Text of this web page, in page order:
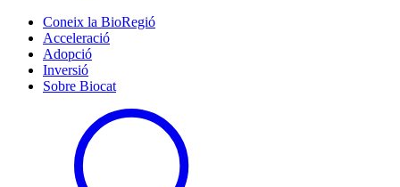
Coneix la BioRegió
Acceleració
Adopció
Inversió
Sobre Biocat